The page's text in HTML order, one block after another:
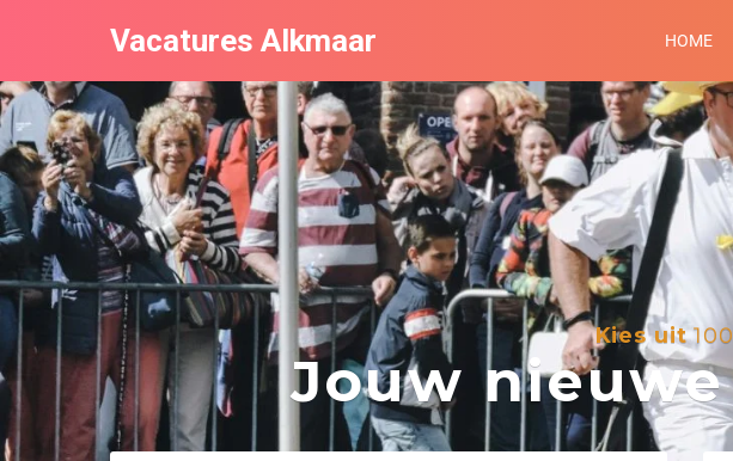
Vacatures Alkmaar HOME
Kies uit
Jouw